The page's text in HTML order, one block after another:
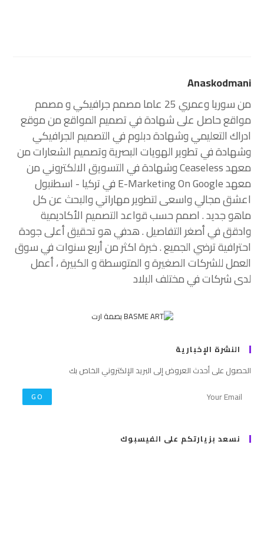
Anaskodmani
من سوريا وعمري 25 عاما مصمم جرافيكي و مصمم
مواقع حاصل على شهادة في تصميم المواقع من موقع
ادراك التعليمي وشهادة دبلوم في التصميم الجرافيكي
وشهادة في تطوير الهويات البصرية وتصميم الشعارات من
معهد Ceaseless وشهادة في التسويق الالكتروني من
معهد E-Marketing On Google في تركيا - اسطنبول
اعشق مجالي واسعى لتطوير مهاراتي والبحث عن كل
ماهو جديد . اصمم حسب قواعد التصميم الأكاديمية
وادقق في أصغر التفاصيل . هدفي هو تحقيق أعلى جودة
احترافية ترضي الجميع . خبرة اكثر من أربع سنوات في سوق
العمل للشركات الصغيرة و المتوسطة و الكبيرة ، أعمل
لدى شركات في مختلف البلاد
النشرة الإخبارية
الحصول على أحدث العروض إلى البريد الإلكتروني الخاص بك
GO
نسعد بزيارتكم على الفيسبوك